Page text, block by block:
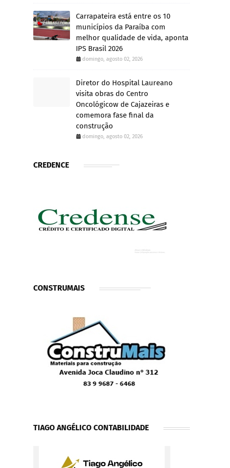
Carrapateira está entre os 10
municípios da Paraíba com
melhor qualidade de vida, aponta
IPS Brasil 2026
domingo, agosto 02, 2026
Diretor do Hospital Laureano
visita obras do Centro
Oncológicow de Cajazeiras e
comemora fase final da
construção
domingo, agosto 02, 2026
CREDENCE
CONSTRUMAIS
TIAGO ANGÉLICO CONTABILIDADE